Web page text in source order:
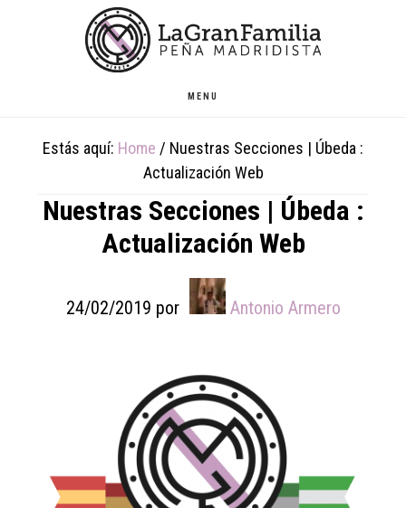
MENU
Estás aquí: Home / Nuestras Secciones | Úbeda :
Actualización Web
Nuestras Secciones | Úbeda :
Actualización Web
24/02/2019 por Antonio Armero